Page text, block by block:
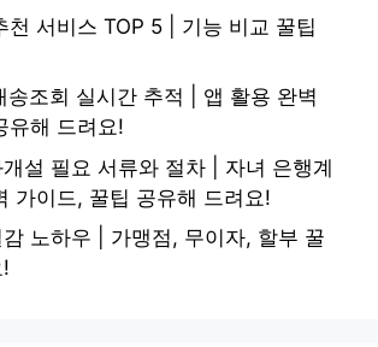
천 서비스 TOP 5 | 기능 비교 꿀팁
송조회 실시간 추적 | 앱 활용 완벽
유해 드려요!
설 필요 서류와 절차 | 자녀 은행계
가이드, 꿀팁 공유해 드려요!
노하우 | 가맹점, 무이자, 할부 꿀